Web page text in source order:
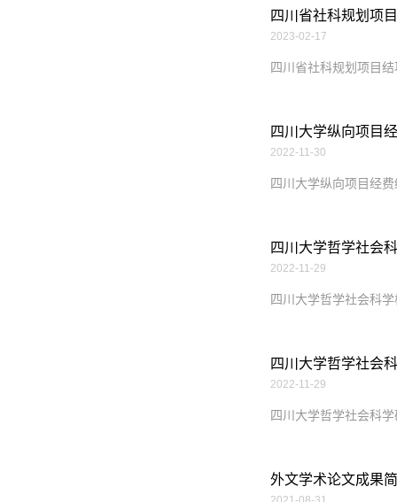
四川省社科规划项
2023-02-17
四川省社科规划项目
四川大学纵向项目
2022-11-30
四川大学纵向项目经
四川大学哲学社会
2022-11-29
四川大学哲学社会科
四川大学哲学社会
2022-11-29
四川大学哲学社会科
外文学术论文成果